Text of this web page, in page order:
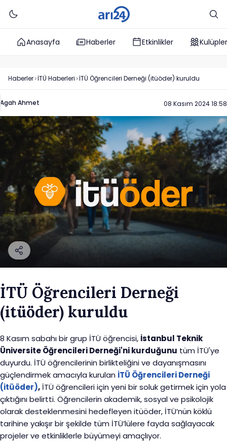
Anasayfa Haberler Etkinlikler Kulüpler
Haberler İTÜ Haberleri İTÜ Öğrencileri Derneği (itüöder) kuruldu
Agah Ahmet 08 Kasım 2024 18:58
İTÜ Öğrencileri Derneği
(itüöder) kuruldu
8 Kasım sabahı bir grup İTÜ öğrencisi, İstanbul Teknik
Üniversite Öğrencileri Derneği'ni kurduğunu tüm İTÜ'ye
duyurdu. İTÜ öğrencilerinin birlikteliğini ve dayanışmasını
güçlendirmek amacıyla kurulan İTÜ Öğrencileri Derneği
(itüöder), İTÜ öğrencileri için yeni bir soluk getirmek için yola
çıktığını belirtti. Öğrencilerin akademik, sosyal ve psikolojik
olarak desteklenmesini hedefleyen itüöder, İTÜ’nün köklü
tarihine yakışır bir şekilde tüm İTÜ’lülere fayda sağlayacak
projeler ve etkinliklerle büyümeyi amaçlıyor.